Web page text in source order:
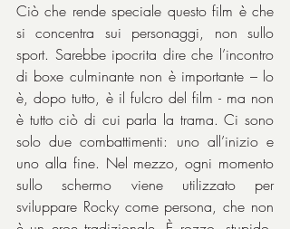
Ciò che rende speciale questo film è che
si concentra sui personaggi, non sullo
sport. Sarebbe ipocrita dire che l’incontro
di boxe culminante non è importante – lo
è, dopo tutto, è il fulcro del film - ma non
è tutto ciò di cui parla la trama. Ci sono
solo due combattimenti: uno all’inizio e
uno alla fine. Nel mezzo, ogni momento
sullo schermo viene utilizzato per
sviluppare Rocky come persona, che non